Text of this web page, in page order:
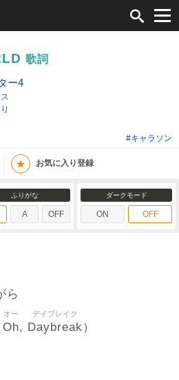
歌詞
ー4
#キャラソン
★ お気に入り登録
ふりがな
A OFF
ダークモード
ON OFF
ら
Oh
オー
, Daybreak
デイブレイク
）